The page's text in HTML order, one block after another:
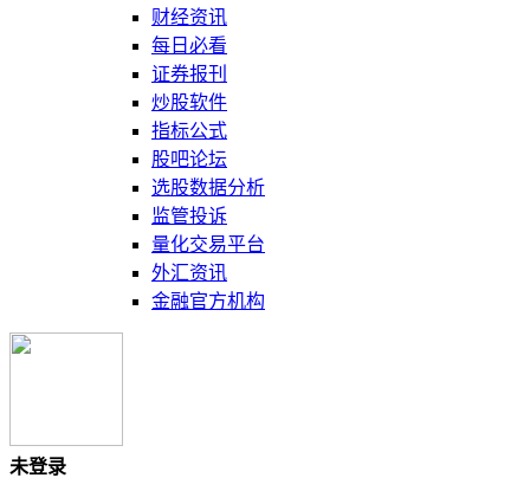
财经资讯
每日必看
证券报刊
炒股软件
指标公式
股吧论坛
选股数据分析
监管投诉
量化交易平台
外汇资讯
金融官方机构
未登录